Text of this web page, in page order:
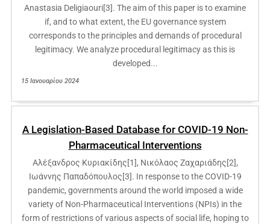
Anastasia Deligiaouri[3]. The aim of this paper is to examine
if, and to what extent, the EU governance system
corresponds to the principles and demands of procedural
legitimacy. We analyze procedural legitimacy as this is
developed...
15 Ιανουαρίου 2024
A Legislation-Based Database for COVID-19 Non-
Pharmaceutical Interventions
Αλέξανδρος Κυριακίδης[1], Νικόλαος Ζαχαριάδης[2],
Ιωάννης Παπαδόπουλος[3]. In response to the COVID-19
pandemic, governments around the world imposed a wide
variety of Non-Pharmaceutical Interventions (NPIs) in the
form of restrictions of various aspects of social life, hoping to